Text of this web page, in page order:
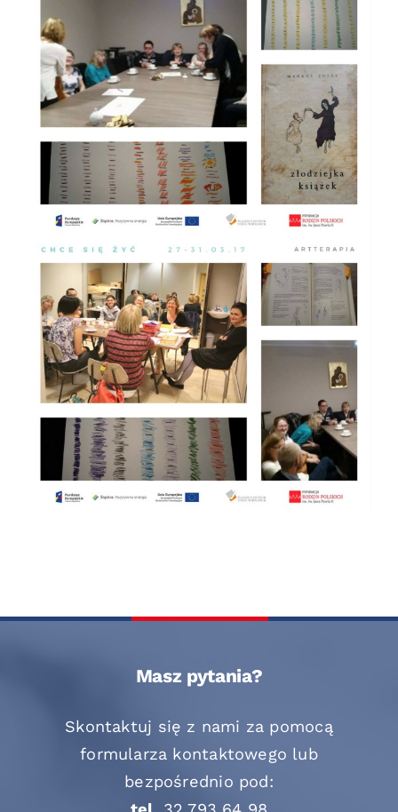
Masz pytania?
Skontaktuj się z nami za pomocą
formularza kontaktowego lub
bezpośrednio pod: